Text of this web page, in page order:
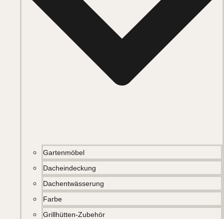
Gartenmöbel
Dacheindeckung
Dachentwässerung
Farbe
Grillhütten-Zubehör